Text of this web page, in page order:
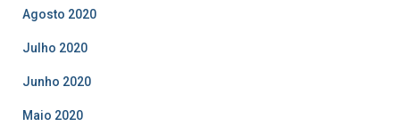
Agosto 2020
Julho 2020
Junho 2020
Maio 2020